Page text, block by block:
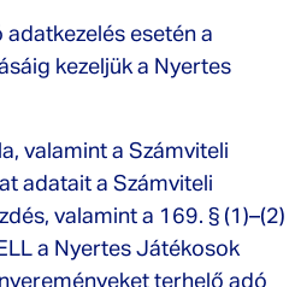
adatkezelés esetén a
kezeljük a Nyertes
valamint a Számviteli
adatait a Számviteli
valamint a 169. § (1)–(2)
a Nyertes Játékosok
terhelő adó